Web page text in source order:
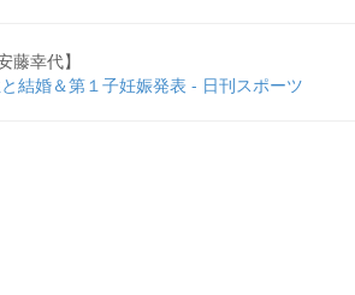
幸代】
結婚＆第１子妊娠発表 - 日刊スポーツ